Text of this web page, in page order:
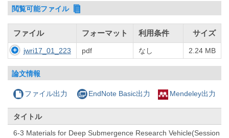
閲覧可能ファイル
ファイル フォーマット 利用条件 サイズ
jwri17_01_223 pdf なし 2.24 MB
論文情報
ファイル出力 EndNote Basic出力 Mendeley出力
タイトル
6-3 Materials for Deep Submergence Research Vehicle(Session